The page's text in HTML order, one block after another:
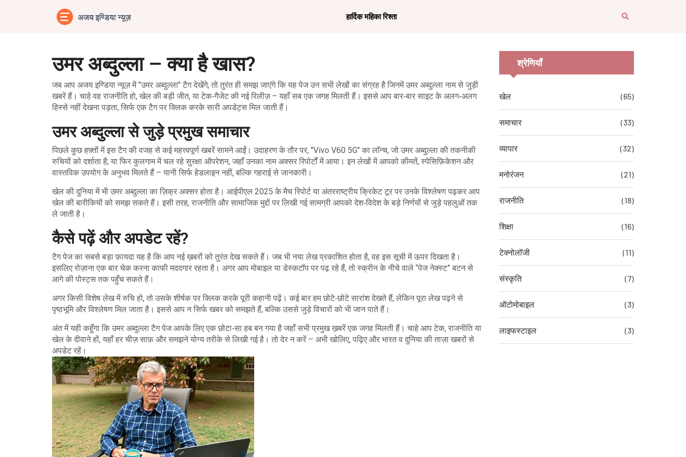
हार्दिक महिका रिश्ता
उमर अब्दुल्ला – क्या है खास?
जब आप अजय इण्डिया न्यूज़ में "उमर अब्दुल्ला" टैग देखेंगे, तो तुरंत ही समझ जाएंगे कि यह पेज उन सभी लेखों का संग्रह है जिनमें उमर अब्दुल्ला नाम से जुड़ी
खबरें हैं। चाहे वह राजनीति हो, खेल की बड़ी जीत, या टेक‑गैजेट की नई रिलीज़ – यहाँ सब एक जगह मिलती हैं। इससे आप बार‑बार साइट के अलग‑अलग
हिस्से नहीं देखना पड़ता, सिर्फ एक टैग पर क्लिक करके सारी अपडेट्स मिल जाती हैं।
उमर अब्दुल्ला से जुड़े प्रमुख समाचार
पिछले कुछ हफ़्तों में इस टैग की वजह से कई महत्त्वपूर्ण खबरें सामने आईं। उदाहरण के तौर पर, "Vivo V60 5G" का लॉन्च, जो उमर अब्दुल्ला की तकनीकी
रुचियों को दर्शाता है; या फिर कुलगाम में चल रहे सुरक्षा ऑपरेशन, जहाँ उनका नाम अक्सर रिपोर्टों में आया। इन लेखों में आपको कीमतें, स्पेसिफ़िकेशन और
वास्तविक उपयोग के अनुभव मिलते हैं – यानी सिर्फ हेडलाइन नहीं, बल्कि गहराई से जानकारी।
खेल की दुनिया में भी उमर अब्दुल्ला का ज़िक्र अक्सर होता है। आईपीएल 2025 के मैच रिपोर्ट या अंतरराष्ट्रीय क्रिकेट टूर पर उनके विश्लेषण पढ़कर आप
खेल की बारीकियों को समझ सकते हैं। इसी तरह, राजनीति और सामाजिक मुद्दों पर लिखी गई सामग्री आपको देश‑विदेश के बड़े निर्णयों से जुड़े पहलुओं तक
ले जाती है।
कैसे पढ़ें और अपडेट रहें?
टैग पेज का सबसे बड़ा फ़ायदा यह है कि आप नई ख़बरों को तुरंत देख सकते हैं। जब भी नया लेख प्रकाशित होता है, वह इस सूची में ऊपर दिखता है।
इसलिए रोज़ाना एक बार चेक करना काफी मददगार रहता है। अगर आप मोबाइल या डेस्कटॉप पर पढ़ रहे हैं, तो स्क्रीन के नीचे वाले “पेज नेक्स्ट” बटन से
आगे की पोस्ट्स तक पहुँच सकते हैं।
अगर किसी विशेष लेख में रुचि हो, तो उसके शीर्षक पर क्लिक करके पूरी कहानी पढ़ें। कई बार हम छोटे‑छोटे सारांश देखते हैं, लेकिन पूरा लेख पढ़ने से
पृष्ठभूमि और विश्लेषण मिल जाता है। इससे आप न सिर्फ खबर को समझते हैं, बल्कि उससे जुड़े विचारों को भी जान पाते हैं।
अंत में यही कहूँगा कि उमर अब्दुल्ला टैग पेज आपके लिए एक छोटा‑सा हब बन गया है जहाँ सभी प्रमुख ख़बरें एक जगह मिलती हैं। चाहे आप टेक, राजनीति या
खेल के दीवाने हों, यहाँ हर चीज़ साफ़ और समझने योग्य तरीके से लिखी गई है। तो देर न करें – अभी खोलिए, पढ़िए और भारत व दुनिया की ताज़ा खबरों से
अपडेट रहें।
श्रेणियाँ
खेल (65)
समाचार (33)
व्यापार (32)
मनोरंजन (21)
राजनीति (18)
शिक्षा (16)
टेक्नोलॉजी (11)
संस्कृति (7)
ऑटोमोबाइल (3)
लाइफस्टाइल (3)